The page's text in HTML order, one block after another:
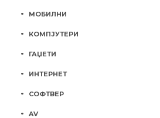
МОБИЛНИ
КОМПЈУТЕРИ
ГАЏЕТИ
ИНТЕРНЕТ
СОФТВЕР
AV